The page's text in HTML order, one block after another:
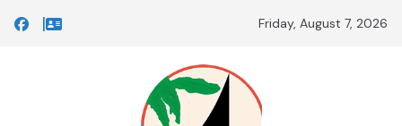
Friday, August 7, 2026